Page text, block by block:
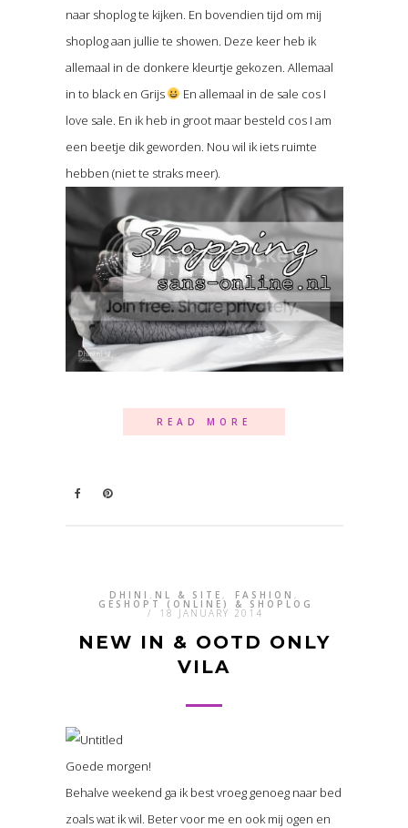
naar shoplog te kijken. En bovendien tijd om mij
shoplog aan jullie te showen. Deze keer heb ik
allemaal in de donkere kleurtje gekozen. Allemaal
in to black en Grijs
En allemaal in de sale cos I
love sale. En ik heb in groot maar besteld cos I am
een beetje dik geworden. Nou wil ik iets ruimte
hebben (niet te straks meer).
READ MORE
DHINI.NL & SITE , FASHION ,
GESHOPT (ONLINE) & SHOPLOG
/ 18 JANUARY 2014
NEW IN & OOTD ONLY
VILA
Goede morgen!
Behalve weekend ga ik best vroeg genoeg naar bed
zoals wat ik wil. Beter voor me en ook mij ogen en